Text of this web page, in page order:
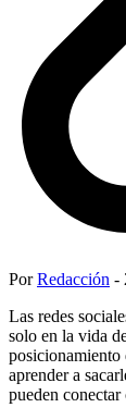
PorRedacción -
Las redes
solo en la vida
posicionamiento
aprender a
pueden